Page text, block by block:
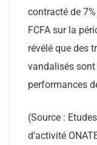
contracté de
FCFA sur la
révélé que des
vandalisés
performances
(Source :
d’activité